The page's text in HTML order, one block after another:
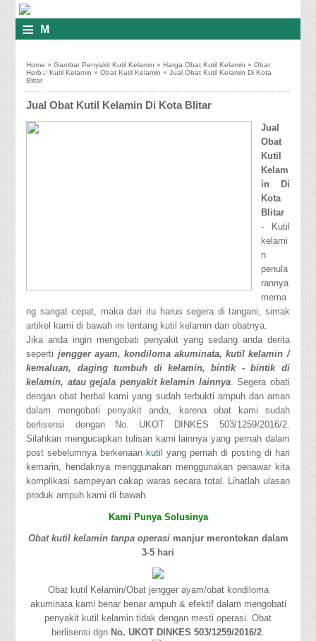
≡
M
N
U
Home »Gambar Penyakit Kutil Kelamin »Harga Obat Kutil Kelamin »Obat
Herbal Kutil Kelamin »Obat Kutil Kelamin »Jual Obat Kutil Kelamin Di Kota
Blitar
Jual Obat Kutil Kelamin Di Kota Blitar
Jual
Obat
Kutil
Kelam
in Di
Kota
Blitar
- Kutil
kelami
n
penula
rannya
mema
ng sangat cepat, maka dari itu harus segera di tangani, simak
artikel kami di bawah ini tentang kutil kelamin dan obatnya.
Jika anda ingin mengobati penyakit yang sedang anda derita
seperti jengger ayam, kondiloma akuminata, kutil kelamin /
kemaluan, daging tumbuh di kelamin, bintik - bintik di
kelamin, atau gejala penyakit kelamin lainnya. Segera obati
dengan obat herbal kami yang sudah terbukti ampuh dan aman
dalam mengobati penyakit anda, karena obat kami sudah
berlisensi dengan No. UKOT DINKES 503/1259/2016/2.
Silahkan mengucapkan tulisan kami lainnya yang pernah dalam
post sebelumnya berkenaan kutil yang pernah di posting di hari
kemarin, hendaknya menggunakan menggunakan penawar kita
komplikasi sampeyan cakap waras secara total. Lihatlah ulasan
produk ampuh kami di bawah.
Kami Punya Solusinya
Obat kutil kelamin tanpa operasimanjur merontokan dalam
3-5 hari
Obat kutil Kelamin/Obat jengger ayam/obat kondiloma
akuminata kami benar benar ampuh & efektif dalam mengobati
penyakit kutil kelamin tidak dengan mesti operasi. Obat
berlisensi dgn No. UKOT DINKES 503/1259/2016/2